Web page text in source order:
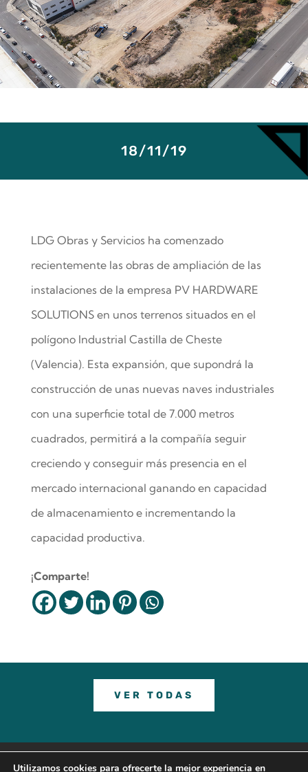
18/11/19
LDG Obras y Servicios ha comenzado
recientemente las obras de ampliación de las
instalaciones de la empresa PV HARDWARE
SOLUTIONS en unos terrenos situados en el
polígono Industrial Castilla de Cheste
(Valencia). Esta expansión, que supondrá la
construcción de unas nuevas naves industriales
con una superficie total de 7.000 metros
cuadrados, permitirá a la compañía seguir
creciendo y conseguir más presencia en el
mercado internacional ganando en capacidad
de almacenamiento e incrementando la
capacidad productiva.
¡Comparte!
VER TODAS
© 2023 GRUPO LDG |Aviso Legal–Política de
Utilizamos cookies para ofrecerte la mejor experiencia en